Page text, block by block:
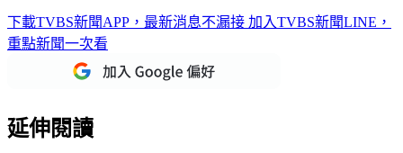
下載TVBS新聞APP，最新消息不漏接 加入TVBS新聞LINE，
重點新聞一次看
延伸閱讀